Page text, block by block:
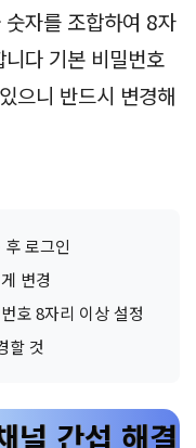
자를 조합하여 8자
다 기본 비밀번호
으니 반드시 변경해
로그인
변경
호 8자리 이상 설정
할 것
널 간섭 해결